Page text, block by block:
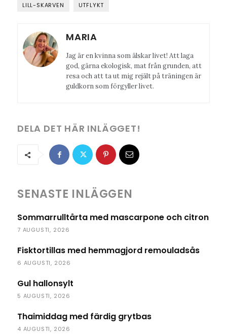
LILL-SKARVEN UTFLYKT
MARIA
Jag är en kvinna som älskar livet! Att laga
god, gärna ekologisk, mat från grunden, att
resa och att ta ut mig rejält på träningen är
guldkorn som förgyller livet.
DELA DET HÄR INLÄGGET!
SENASTE INLÄGGEN
Sommarrulltårta med mascarpone och citron
7 AUGUSTI, 2026
Fisktortillas med hemmagjord remouladsås
6 AUGUSTI, 2026
Gul hallonsylt
5 AUGUSTI, 2026
Thaimiddag med färdig grytbas
4 AUGUSTI, 2026